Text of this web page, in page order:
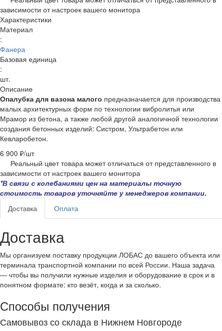
зависимости от настроек вашего монитора
Характеристики
Материал
:
Фанера
Базовая единица
:
шт.
Описание
Опалубка для вазона малого предназначается для производства
малых архитектурных форм по технологии вибролитья или
Мрамор из бетона, а также любой другой аналогичной технологии
создания бетонных изделий: Систром, Ультрабетон или
Кевларобетон.
6 900 ₽/шт
Реальный цвет товара может отличаться от представленного в
зависимости от настроек вашего монитора
*В связи с колебаниями цен на материалы точную
стоимость товаров уточняйте у менеджеров компании.
Доставка
Оплата
Доставка
Мы организуем поставку продукции ЛОБАС до вашего объекта или
терминала транспортной компании по всей России. Наша задача
— чтобы вы получили нужные изделия и оборудование в срок и в
понятном формате: кто везёт, когда и за сколько.
Способы получения
Самовывоз со склада в Нижнем Новгороде